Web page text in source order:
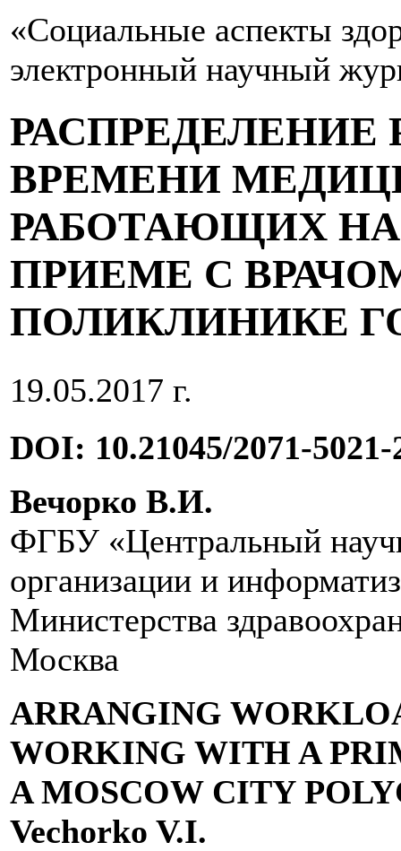
«Социальные аспекты
электронный научный
РАСПРЕДЕЛЕНИЕ
ВРЕМЕНИ
РАБОТАЮЩИХ
ПРИЕМЕ С
ПОЛИКЛИНИКЕ
19.05.2017 г.
DOI: 10.21045/2071-5021-
Вечорко В.И.
ФГБУ «Центральный
организации и
Министерства
Москва
ARRANGING
WORKING WITH A
A MOSCOW CITY
Vechorko V.I.